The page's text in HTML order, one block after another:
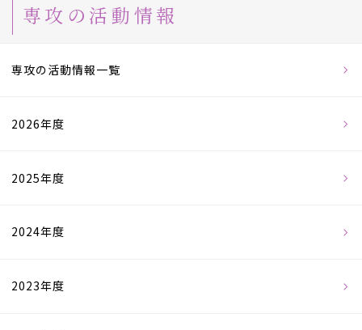
専攻の活動情報
専攻の活動情報一覧
2026年度
2025年度
2024年度
2023年度